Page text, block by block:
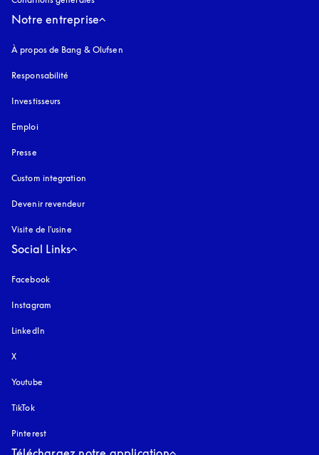
Notre entreprise
À propos de Bang & Olufsen
Responsabilité
Investisseurs
Emploi
Presse
Custom integration
Devenir revendeur
Visite de l'usine
Social Links
Facebook
Instagram
LinkedIn
X
Youtube
TikTok
Pinterest